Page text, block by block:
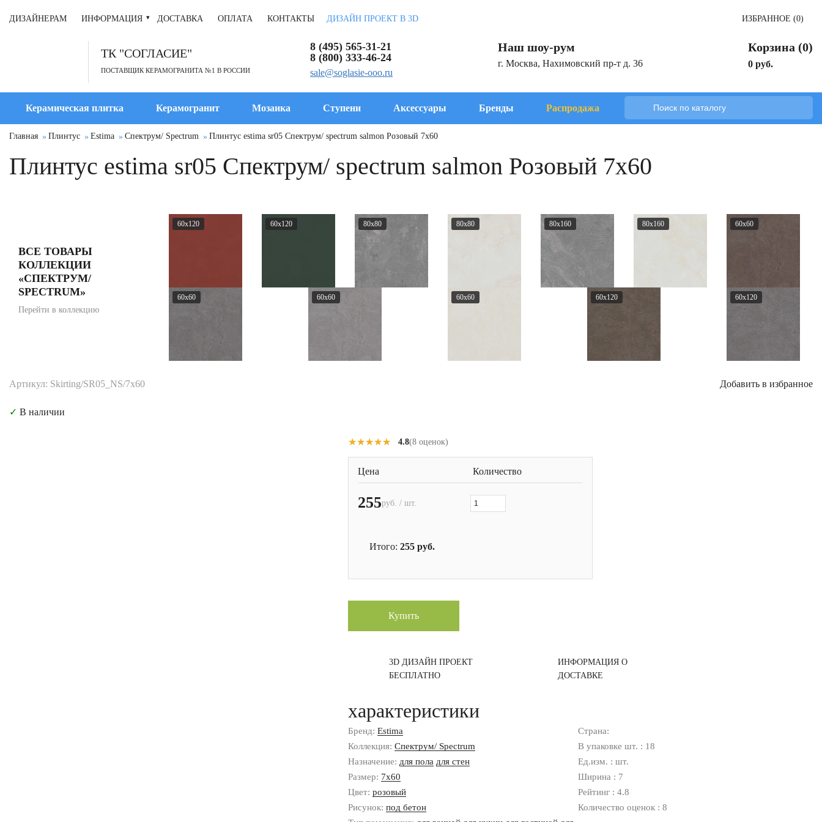
ДИЗАЙНЕРАМ ИНФОРМАЦИЯ ДОСТАВКА ОПЛАТА КОНТАКТЫ ДИЗАЙН ПРОЕКТ В 3D ИЗБРАННОЕ (0)
ТК "СОГЛАСИЕ"
ПОСТАВЩИК КЕРАМОГРАНИТА №1 В РОССИИ
8 (495) 565-31-21
8 (800) 333-46-24
sale@soglasie-ooo.ru
Наш шоу-рум
г. Москва, Нахимовский пр-т д. 36
Корзина (0)
0 руб.
Керамическая плитка Керамогранит Мозаика Ступени Аксессуары Бренды Распродажа
Главная Плинтус Estima Спектрум/ Spectrum Плинтус estima sr05 Спектрум/ spectrum salmon Розовый 7x60
Плинтус estima sr05 Спектрум/ spectrum salmon Розовый 7x60
ВСЕ ТОВАРЫ
КОЛЛЕКЦИИ
«СПЕКТРУМ/
SPECTRUM»
Перейти в коллекцию
60x120 60x120 80x80 80x80 80x160 80x160 60x60
60x60 60x60 60x60 60x120 60x120
Артикул: Skirting/SR05_NS/7x60 Добавить в избранное
✓ В наличии
★★★★★
★★★★★ 4.8(8 оценок)
Цена Количество
255руб. / шт.
Итого: 255 руб.
Купить
3D ДИЗАЙН ПРОЕКТ
БЕСПЛАТНО
ИНФОРМАЦИЯ О
ДОСТАВКЕ
характеристики
Бренд: Estima
Коллекция: Спектрум/ Spectrum
Назначение: для пола для стен
Размер: 7x60
Цвет: розовый
Рисунок: под бетон
Страна:
В упаковке шт. : 18
Ед.изм. : шт.
Ширина : 7
Рейтинг : 4.8
Количество оценок : 8